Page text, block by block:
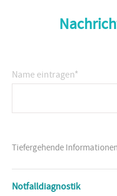
Name eintragen*
Tiefergehende
Notfalldiagnostik